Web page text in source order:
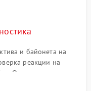
и байонета на
реакции на
Оценка состояния
и вспышки.